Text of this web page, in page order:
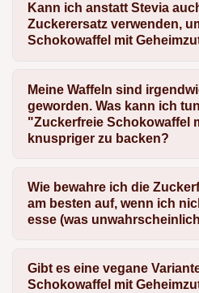
Kann ich anstatt Stevia
Zuckerersatz verwenden,
Schokowaffel mit
Meine Waffeln sind
geworden. Was kann ich
"Zuckerfreie Schokowaffel
knuspriger zu backen?
Wie bewahre ich die
am besten auf, wenn ich
esse (was
Gibt es eine vegane
Schokowaffel mit